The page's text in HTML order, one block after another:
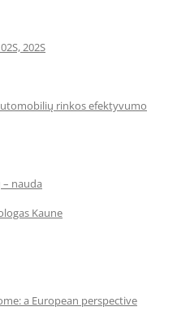
202S
rinkos efektyvumo
nauda
Kaune
a European perspective